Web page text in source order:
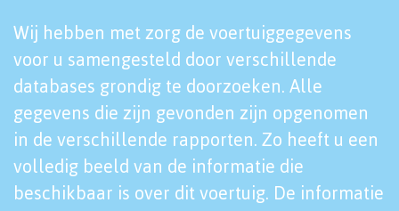
Wij hebben met zorg de voertuiggegevens
voor u samengesteld door verschillende
databases grondig te doorzoeken. Alle
gegevens die zijn gevonden zijn opgenomen
in de verschillende rapporten. Zo heeft u een
volledig beeld van de informatie die
beschikbaar is over dit voertuig. De informatie